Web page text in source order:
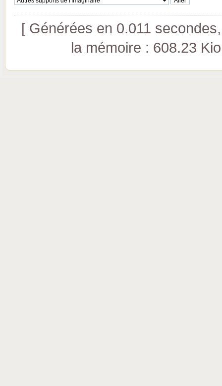
[ Générées en 0.011
la mémoire : 608.23